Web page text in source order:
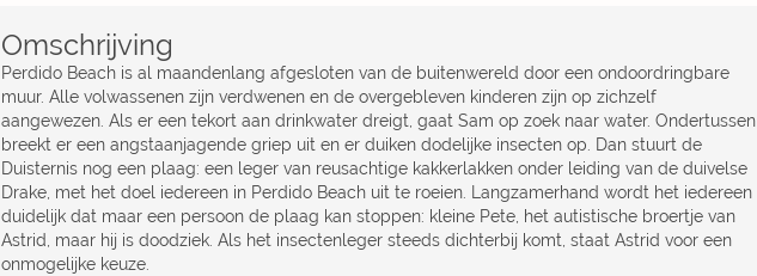
Omschrijving
Perdido Beach is al maandenlang afgesloten van de buitenwereld door een ondoordringbare
muur. Alle volwassenen zijn verdwenen en de overgebleven kinderen zijn op zichzelf
aangewezen. Als er een tekort aan drinkwater dreigt, gaat Sam op zoek naar water. Ondertussen
breekt er een angstaanjagende griep uit en er duiken dodelijke insecten op. Dan stuurt de
Duisternis nog een plaag: een leger van reusachtige kakkerlakken onder leiding van de duivelse
Drake, met het doel iedereen in Perdido Beach uit te roeien. Langzamerhand wordt het iedereen
duidelijk dat maar een persoon de plaag kan stoppen: kleine Pete, het autistische broertje van
Astrid, maar hij is doodziek. Als het insectenleger steeds dichterbij komt, staat Astrid voor een
onmogelijke keuze.